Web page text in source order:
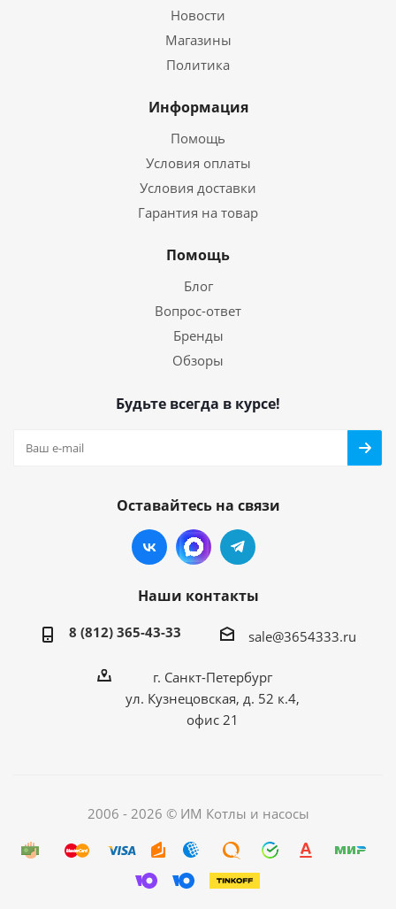
Новости
Магазины
Политика
Информация
Помощь
Условия оплаты
Условия доставки
Гарантия на товар
Помощь
Блог
Вопрос-ответ
Бренды
Обзоры
Будьте всегда в курсе!
Оставайтесь на связи
Наши контакты
8 (812) 365-43-33 sale@3654333.ru
г. Санкт-Петербург
ул. Кузнецовская, д. 52 к.4,
офис 21
2006 - 2026 © ИМ Котлы и насосы